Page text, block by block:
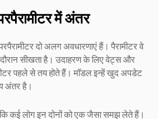
में अंतर
दो अलग अवधारणाएं हैं। पैरामीटर वे
दौरान सीखता है। उदाहरण के लिए वेट्स और
पहले से तय होते हैं। मॉडल इन्हें खुद अपडेट
अंतर है।
कि कई लोग इन दोनों को एक जैसा समझ लेते हैं।